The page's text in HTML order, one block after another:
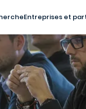
Entreprises et